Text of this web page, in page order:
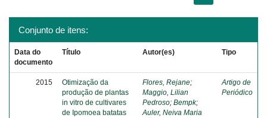
Conjunto de itens:
Data do
documento
Título Autor(es) Tipo
2015
Otimização da
produção de plantas
in vitro de cultivares
de Ipomoea batatas
Flores, Rejane;
Maggio, Lilian
Pedroso; Bempk;
Auler, Neiva Maria
Artigo de
Periódico